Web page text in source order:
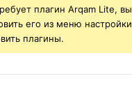
плагин Arqam Lite, вы
его из меню настройки
плагины.